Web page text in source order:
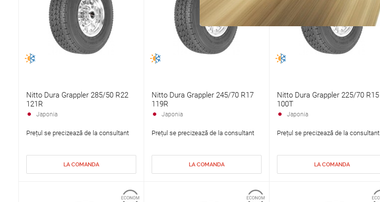
Nitto Dura Grappler 285/50 R22
121R
Japonia
Prețul se precizează de la consultant
LA COMANDA
Nitto Dura Grappler 245/70 R17
119R
Japonia
Prețul se precizează de la consultant
LA COMANDA
Nitto Dura Grappler 225/70 R15
100T
Japonia
Prețul se precizează de la consultant
LA COMANDA